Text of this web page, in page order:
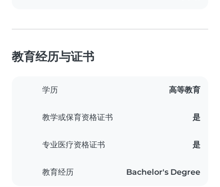
教育经历与证书
学历 高等教育
教学或保育资格证书 是
专业医疗资格证书 是
教育经历 Bachelor's Degree